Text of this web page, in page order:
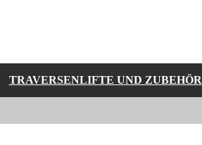
TRAVERSENLIFTE UND ZUBEHÖR